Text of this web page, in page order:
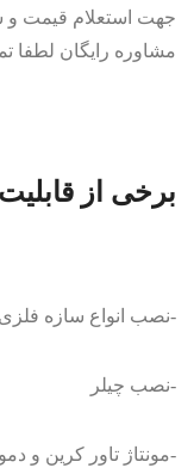
مشاوره رایگان لطفا
برخی از قابلیت
-نصب انواع سازه
-نصب چیلر
-مونتاژ تاور کرین و